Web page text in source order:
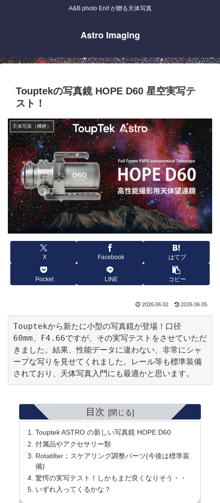
A&B photo Enif が贈る天体写真
Astro Imaging
Touptekの写真鏡 HOPE D60 星空実写テ
スト！
天体写真（機材）
X Facebook はてブ
Pocket LINE コピー
2026.06.02 2026.06.05
Touptekから新たに小型の写真鏡が登場！口径
60mm、F4.66ですが、その実写テストをさせていただ
きました。結果、性能データに違わない、非常にシャ
ープな写りを見せてくれました。レール等も標準装備
されており、天体写真入門にも最適かと思います。
目次
Touptek ASTRO の新しい写真鏡 HOPE D60
付属品やアクセサリー類
Rotatilter；スケアリング調整パーツ(今後は標準装
備)
驚愕の実写テスト！しかもまだ良くなりそう・・
いずれ入ってくるかな？